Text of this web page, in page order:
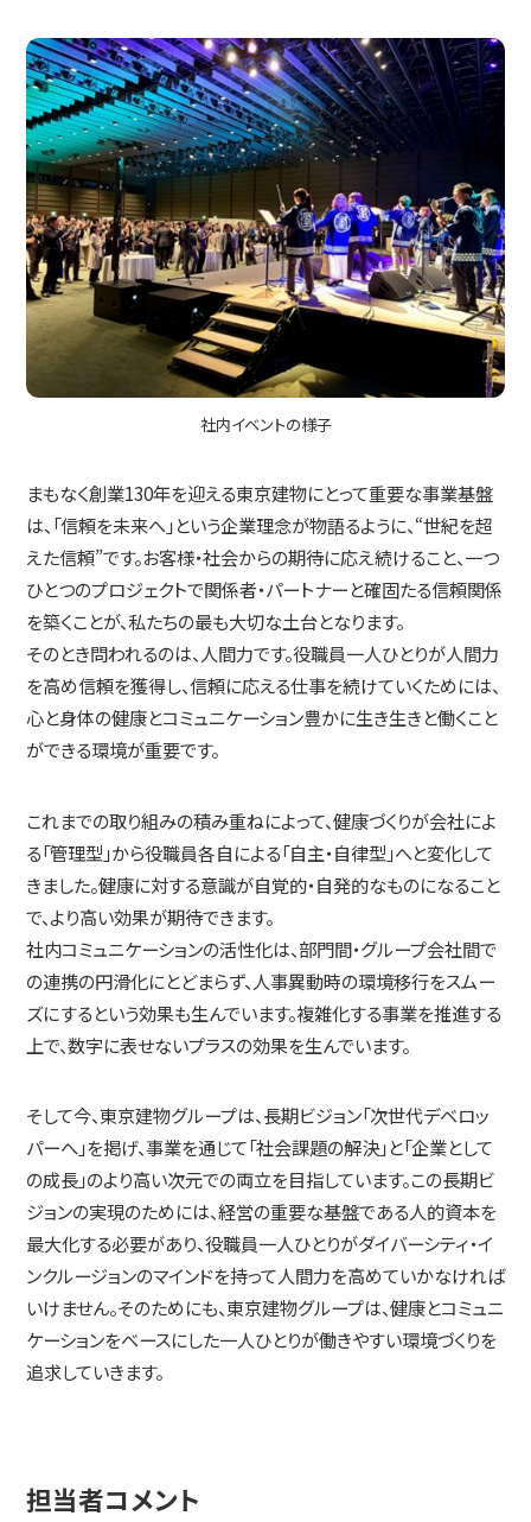
社内イベントの様子
まもなく創業130年を迎える東京建物にとって重要な事業基盤
は、「信頼を未来へ」という企業理念が物語るように、“世紀を超
えた信頼”です。お客様・社会からの期待に応え続けること、一つ
ひとつのプロジェクトで関係者・パートナーと確固たる信頼関係
を築くことが、私たちの最も大切な土台となります。
そのとき問われるのは、人間力です。役職員一人ひとりが人間力
を高め信頼を獲得し、信頼に応える仕事を続けていくためには、
心と身体の健康とコミュニケーション豊かに生き生きと働くこと
ができる環境が重要です。
これまでの取り組みの積み重ねによって、健康づくりが会社によ
る「管理型」から役職員各自による「自主・自律型」へと変化して
きました。健康に対する意識が自覚的・自発的なものになること
で、より高い効果が期待できます。
社内コミュニケーションの活性化は、部門間・グループ会社間で
の連携の円滑化にとどまらず、人事異動時の環境移行をスムー
ズにするという効果も生んでいます。複雑化する事業を推進する
上で、数字に表せないプラスの効果を生んでいます。
そして今、東京建物グループは、長期ビジョン「次世代デベロッ
パーへ」を掲げ、事業を通じて「社会課題の解決」と「企業として
の成長」のより高い次元での両立を目指しています。この長期ビ
ジョンの実現のためには、経営の重要な基盤である人的資本を
最大化する必要があり、役職員一人ひとりがダイバーシティ・イ
ンクルージョンのマインドを持って人間力を高めていかなければ
いけません。そのためにも、東京建物グループは、健康とコミュニ
ケーションをベースにした一人ひとりが働きやすい環境づくりを
追求していきます。
担当者コメント